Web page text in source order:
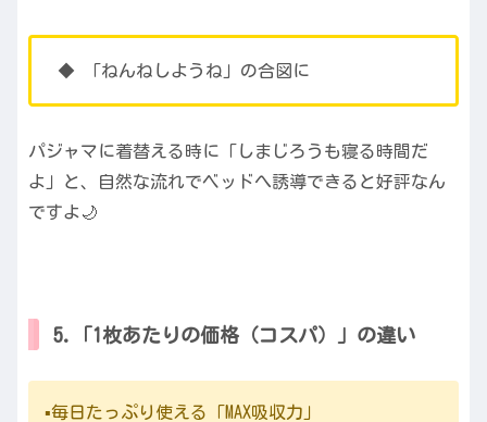
◆ 「ねんねしようね」の合図に
パジャマに着替える時に「しまじろうも寝る時間だ
よ」と、自然な流れでベッドへ誘導できると好評なん
ですよ🌙
5.「1枚あたりの価格（コスパ）」の違い
▪️毎日たっぷり使える「MAX吸収力」